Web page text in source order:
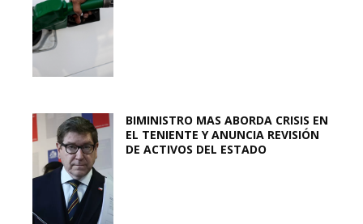
BIMINISTRO MAS ABORDA CRISIS EN
EL TENIENTE Y ANUNCIA REVISIÓN
DE ACTIVOS DEL ESTADO